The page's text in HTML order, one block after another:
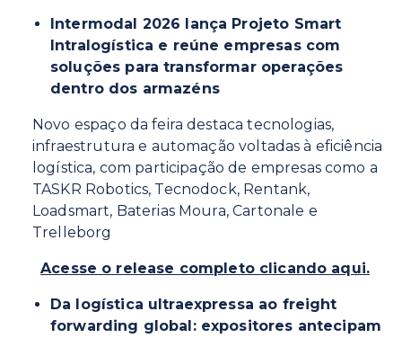
Intermodal 2026 lança Projeto Smart
Intralogística e reúne empresas com
soluções para transformar operações
dentro dos armazéns
Novo espaço da feira destaca tecnologias,
infraestrutura e automação voltadas à eficiência
logística, com participação de empresas como a
TASKR Robotics, Tecnodock, Rentank,
Loadsmart, Baterias Moura, Cartonale e
Trelleborg
Acesse o release completo clicando aqui.
Da logística ultraexpressa ao freight
forwarding global: expositores antecipam